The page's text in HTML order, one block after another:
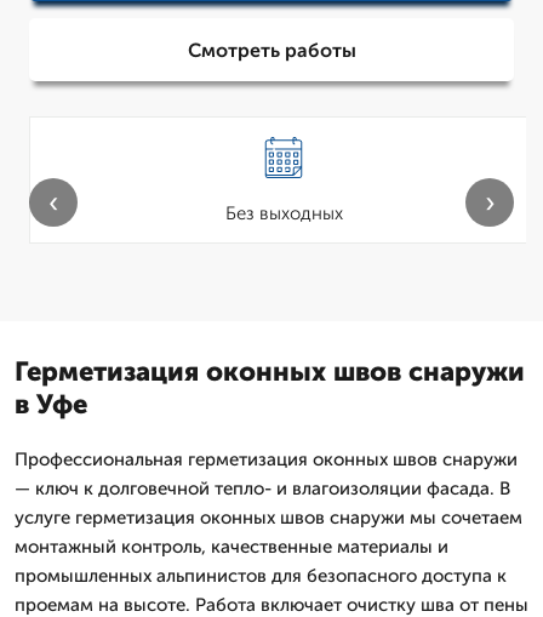
Смотреть работы
Без выходных
‹ ›
Герметизация оконных швов снаружи
в Уфе
Профессиональная герметизация оконных швов снаружи
— ключ к долговечной тепло- и влагоизоляции фасада. В
услуге герметизация оконных швов снаружи мы сочетаем
монтажный контроль, качественные материалы и
промышленных альпинистов для безопасного доступа к
проемам на высоте. Работа включает очистку шва от пены